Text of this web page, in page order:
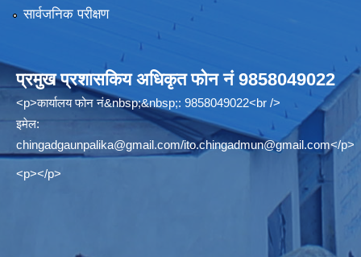
सार्वजनिक परीक्षण
प्रमुख प्रशासकिय अधिकृत फोन नं 9858049022
<p>कार्यालय फोन नं&nbsp;&nbsp;: 9858049022<br />
इमेल:
chingadgaunpalika@gmail.com/ito.chingadmun@gmail.com</p>
<p></p>